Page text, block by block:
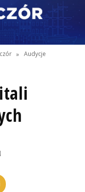
» Audycje